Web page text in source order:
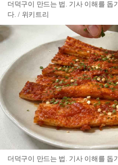
더덕구이 만드는 법. 기사 이해를 돕
다. / 위키트리
더덕구이 만드는 법. 기사 이해를 돕